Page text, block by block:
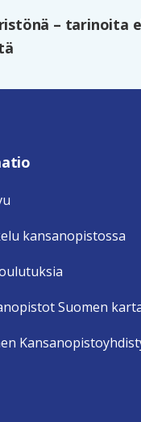
– tarinoita
kansanopistossa
Suomen